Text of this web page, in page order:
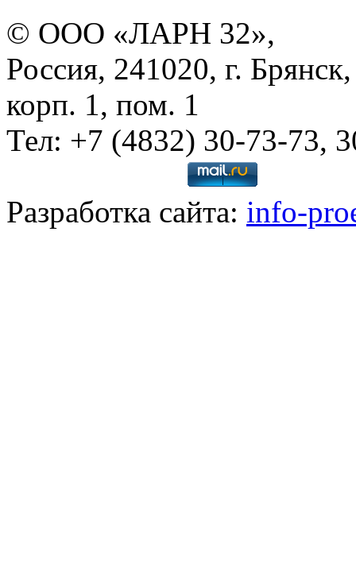
© ООО «ЛАРН 32»,
Россия, 241020, г.
корп. 1, пом. 1
Тел: +7 (4832) 30-73-73,
Разработка сайта: info-